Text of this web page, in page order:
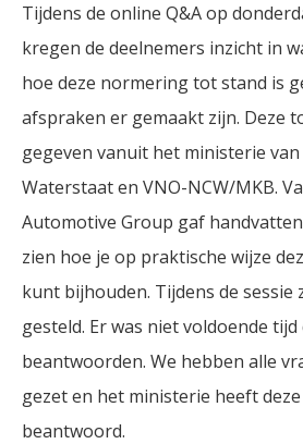
Tijdens de online Q&A op
kregen de deelnemers inzicht in
hoe deze normering tot stand is
afspraken er gemaakt zijn. Deze
gegeven vanuit het ministerie
Waterstaat en VNO-NCW/MKB.
Automotive Group gaf
zien hoe je op praktische wijze
kunt bijhouden. Tijdens de sessie
gesteld. Er was niet voldoende tijd
beantwoorden. We hebben alle
gezet en het ministerie heeft
beantwoord.